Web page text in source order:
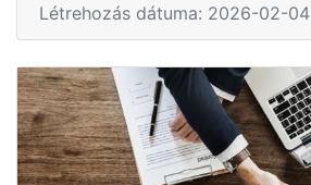
Létrehozás dátuma: 2026-02-04